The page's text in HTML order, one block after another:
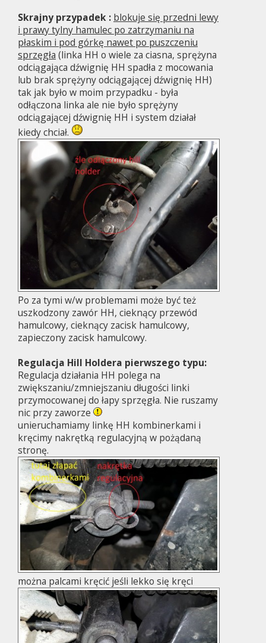
Skrajny przypadek : blokuje się przedni lewy
i prawy tylny hamulec po zatrzymaniu na
płaskim i pod górkę nawet po puszczeniu
sprzęgła (linka HH o wiele za ciasna, sprężyna
odciągająca dźwignię HH spadła z mocowania
lub brak sprężyny odciągającej dźwignię HH)
tak jak było w moim przypadku - była
odłączona linka ale nie było sprężyny
odciągającej dźwignię HH i system działał
kiedy chciał.
Po za tymi w/w problemami może być też
uszkodzony zawór HH, cieknący przewód
hamulcowy, cieknący zacisk hamulcowy,
zapieczony zacisk hamulcowy.
Regulacja Hill Holdera pierwszego typu:
Regulacja działania HH polega na
zwiększaniu/zmniejszaniu długości linki
przymocowanej do łapy sprzęgła. Nie ruszamy
nic przy zaworze
unieruchamiamy linkę HH kombinerkami i
kręcimy nakrętką regulacyjną w pożądaną
stronę.
można palcami kręcić jeśli lekko się kręci